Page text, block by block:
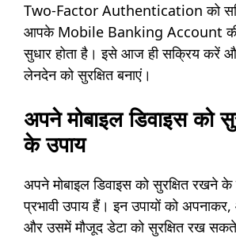
Two-Factor Authentication को
आपके Mobile Banking Account की
सुधार होता है। इसे आज ही सक्रिय करें
लेनदेन को सुरक्षित बनाएं।
अपने मोबाइल डिवाइस को
के उपाय
अपने मोबाइल डिवाइस को सुरक्षित
प्रभावी उपाय हैं। इन उपायों को
और उसमें मौजूद डेटा को सुरक्षित रख